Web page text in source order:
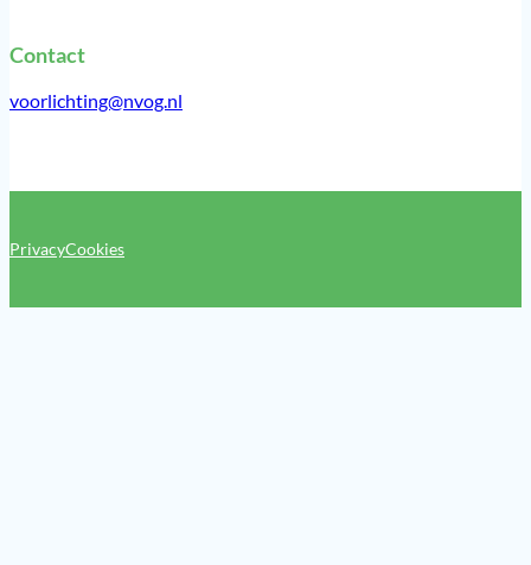
Contact
voorlichting@nvog.nl
PrivacyCookies